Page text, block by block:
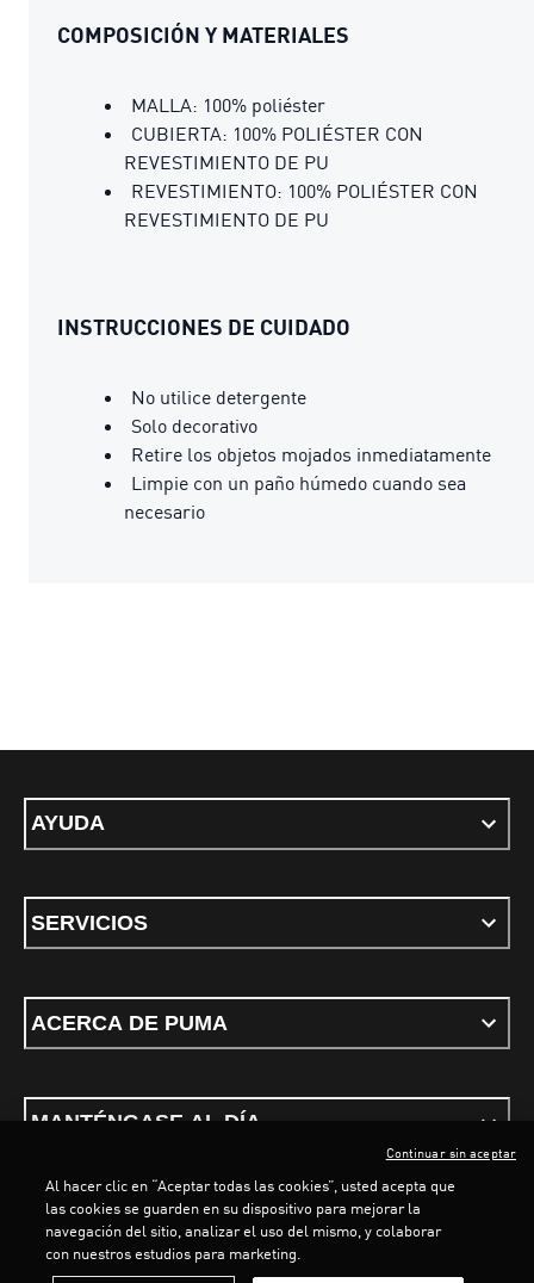
LOADING...
COMPOSICIÓN Y MATERIALES
MALLA: 100% poliéster
CUBIERTA: 100% POLIÉSTER CON
REVESTIMIENTO DE PU
REVESTIMIENTO: 100% POLIÉSTER CON
REVESTIMIENTO DE PU
INSTRUCCIONES DE CUIDADO
No utilice detergente
Solo decorativo
Retire los objetos mojados inmediatamente
Limpie con un paño húmedo cuando sea
necesario
AYUDA
SERVICIOS
ACERCA DE PUMA
MANTÉNGASE AL DÍA
Términos y condicionesPolítica de Privacidad
Al hacer clic en “Aceptar todas las cookies”, usted acepta que
las cookies se guarden en su dispositivo para mejorar la
navegación del sitio, analizar el uso del mismo, y colaborar
con nuestros estudios para marketing.
Continuar sin aceptar